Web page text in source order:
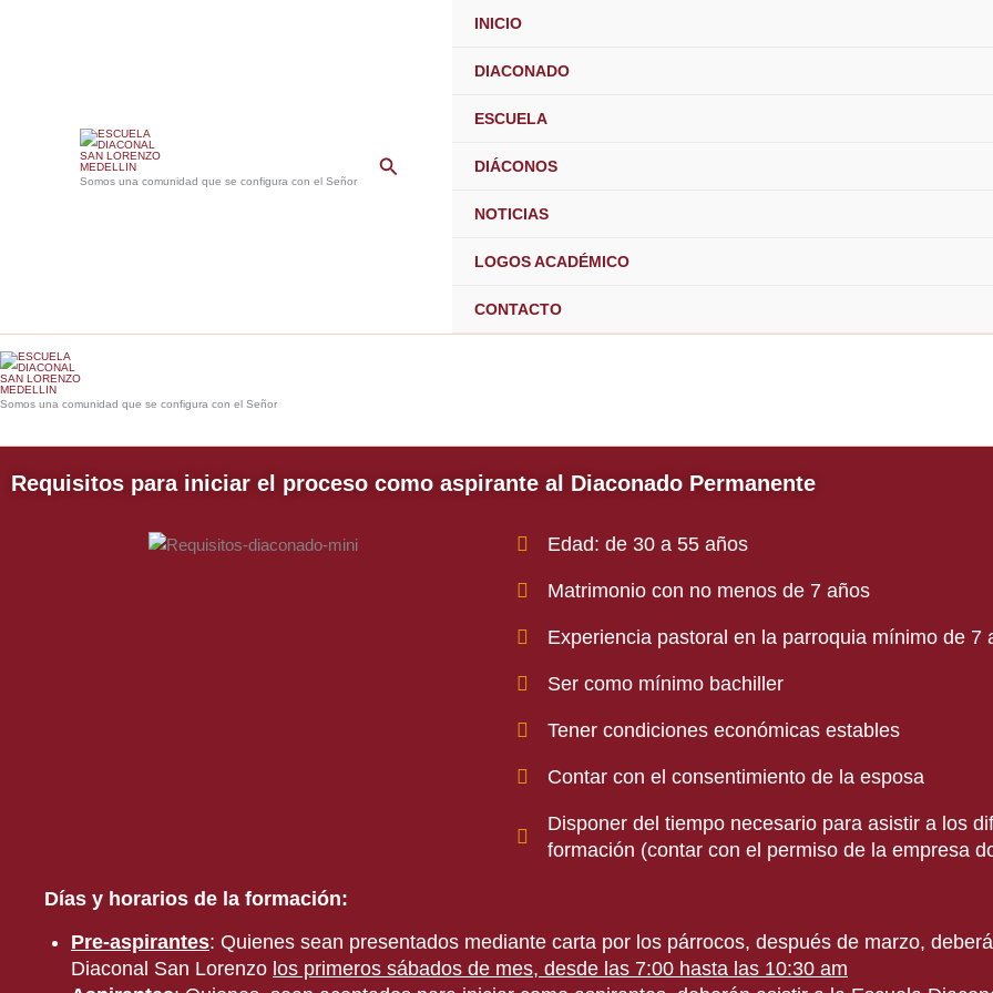
Somos una comunidad que se configura con el Señor
Buscar
INICIO
DIACONADO
ESCUELA
DIÁCONOS
NOTICIAS
LOGOS ACADÉMICO
CONTACTO
Somos una comunidad que se configura con el Señor
Requisitos para iniciar el proceso como aspirante al Diaconado Permanente
Edad: de 30 a 55 años
Matrimonio con no menos de 7 años
Experiencia pastoral en la parroquia mínimo de 7
Ser como mínimo bachiller
Tener condiciones económicas estables
Contar con el consentimiento de la esposa
Disponer del tiempo necesario para asistir a los
formación (contar con el permiso de la empresa
Días y horarios de la formación:
Pre-aspirantes: Quienes sean presentados mediante carta por los párrocos, después de marzo,
Diaconal San Lorenzo los primeros sábados de mes, desde las 7:00 hasta las 10:30 am